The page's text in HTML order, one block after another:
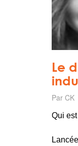
Le
Par CK
Qui